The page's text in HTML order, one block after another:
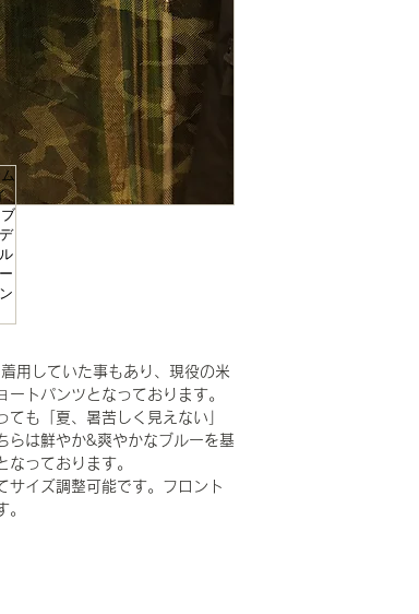
用していた事もあり、現役の米
トパンツとなっております。
も「夏、暑苦しく見えない」
らは鮮やか&爽やかなブルーを基
っております。
イズ調整可能です。フロント
。